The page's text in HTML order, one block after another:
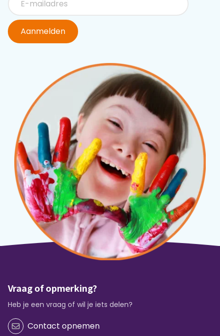
Aanmelden
Vraag of opmerking?
Heb je een vraag of wil je iets delen?
Contact opnemen